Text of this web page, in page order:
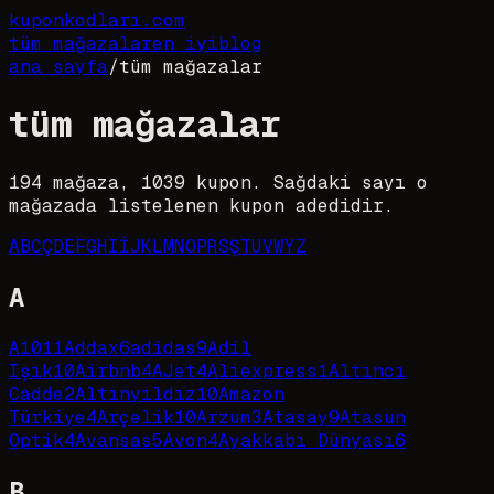
kuponkodları.com
tüm mağazalaren iyiblog
ana sayfa/tüm mağazalar
tüm mağazalar
194 mağaza, 1039 kupon. Sağdaki sayı o
mağazada listelenen kupon adedidir.
ABCÇDEFGHIİJKLMNOPRSŞTUVWYZ
A
A1011Addax6adidas9Adil
Işık10Airbnb4AJet4Aliexpress1Altıncı
Cadde2Altınyıldız10Amazon
Türkiye4Arçelik10Arzum3Atasay9Atasun
Optik4Avansas5Avon4Ayakkabı Dünyası6